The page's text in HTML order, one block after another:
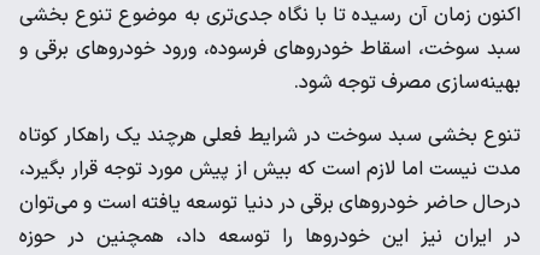
اکنون زمان آن رسیده تا با نگاه جدی‌تری به موضوع تنوع بخشی
سبد سوخت، اسقاط خودروهای فرسوده، ورود خودروهای برقی و
بهینه‌سازی مصرف توجه شود.
تنوع بخشی سبد سوخت در شرایط فعلی هرچند یک راهکار کوتاه
مدت نیست اما لازم است که بیش از پیش مورد توجه قرار بگیرد،
درحال حاضر خودروهای برقی در دنیا توسعه یافته است و می‌توان
در ایران نیز این خودروها را توسعه داد، همچنین در حوزه